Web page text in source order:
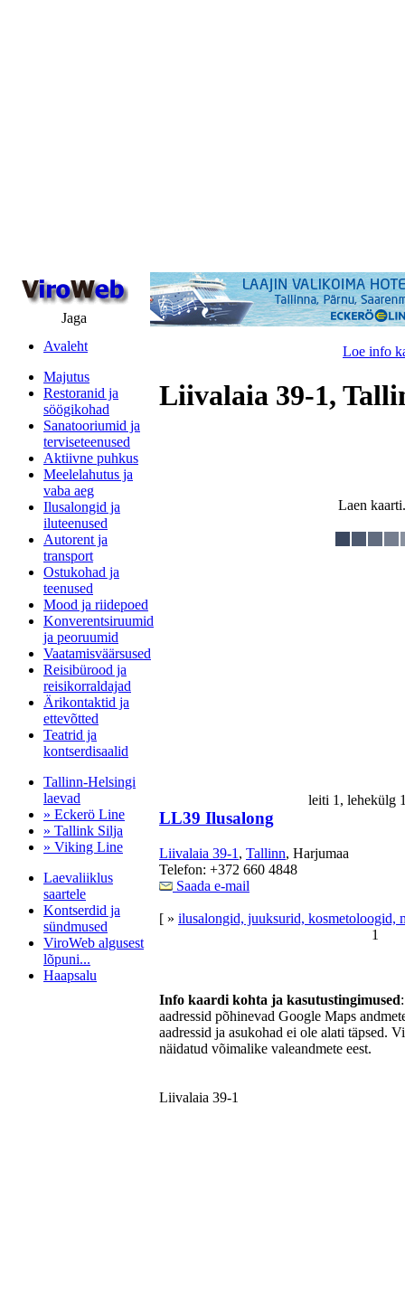
Jaga
Avaleht
Majutus
Restoranid ja
söögikohad
Sanatooriumid ja
terviseteenused
Aktiivne puhkus
Meelelahutus ja
vaba aeg
Ilusalongid ja
iluteenused
Autorent ja
transport
Ostukohad ja
teenused
Mood ja riidepoed
Konverentsiruumid
ja peoruumid
Vaatamisväärsused
Reisibürood ja
reisikorraldajad
Ärikontaktid ja
ettevõtted
Teatrid ja
kontserdisaalid
Tallinn-Helsingi
laevad
» Eckerö Line
» Tallink Silja
» Viking Line
Laevaliiklus
saartele
Kontserdid ja
sündmused
ViroWeb algusest
lõpuni...
Haapsalu
Loe info
Liivalaia 39-1,
Laen
leiti 1,
LL39 Ilusalong
Liivalaia 39-1 , Tallinn, Harjumaa
Telefon: +372 660 4848
Saada e-mail
[ » ilusalongid, juuksurid, kosmetoloogid,
1
Info kaardi kohta ja kasutustingimused
aadressid põhinevad Google Maps
aadressid ja asukohad ei ole alati täpsed.
näidatud võimalike valeandmete eest.
Liivalaia 39-1